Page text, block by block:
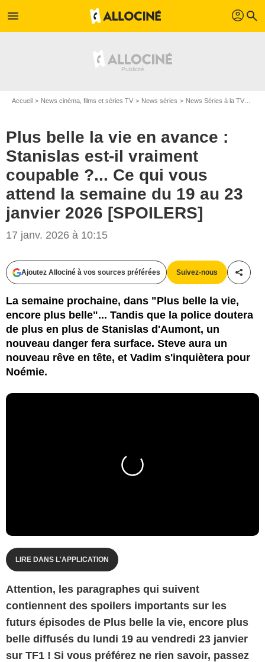
menu profil search
Accueil News cinéma, films et séries TV News séries News Séries à la TV
Plus belle la vie en avance :
Stanislas est-il vraiment
coupable ?... Ce qui vous
attend la semaine du 19 au 23
janvier 2026 [SPOILERS]
17 janv. 2026 à 10:15
Ajoutez Allociné à vos sources préférées Suivez-nous
La semaine prochaine, dans "Plus belle la vie,
encore plus belle"... Tandis que la police doutera
de plus en plus de Stanislas d'Aumont, un
nouveau danger fera surface. Steve aura un
nouveau rêve en tête, et Vadim s'inquiètera pour
Noémie.
LIRE DANS L'APPLICATION
Attention, les paragraphes qui suivent
contiennent des spoilers importants sur les
futurs épisodes de Plus belle la vie, encore plus
belle diffusés du lundi 19 au vendredi 23 janvier
sur TF1 ! Si vous préférez ne rien savoir, passez